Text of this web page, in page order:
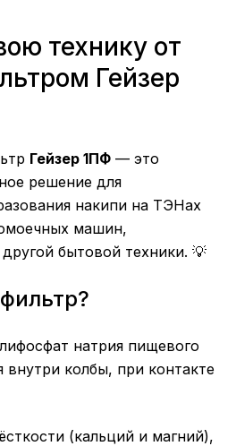
технику от
Гейзер
Гейзер 1ПФ — это
решение для
накипи на ТЭНах
машин,
бытовой техники. 💡
натрия пищевого
внутри колбы, при контакте
(кальций и магний),